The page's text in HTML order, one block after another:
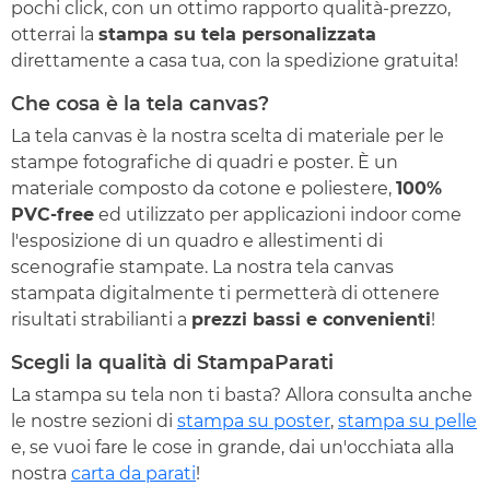
pochi click, con un ottimo rapporto qualità-prezzo,
otterrai la stampa su tela personalizzata
direttamente a casa tua, con la spedizione gratuita!
Che cosa è la tela canvas?
La tela canvas è la nostra scelta di materiale per le
stampe fotografiche di quadri e poster. È un
materiale composto da cotone e poliestere, 100%
PVC-free ed utilizzato per applicazioni indoor come
l'esposizione di un quadro e allestimenti di
scenografie stampate. La nostra tela canvas
stampata digitalmente ti permetterà di ottenere
risultati strabilianti a prezzi bassi e convenienti!
Scegli la qualità di StampaParati
La stampa su tela non ti basta? Allora consulta anche
le nostre sezioni di stampa su poster, stampa su pelle
e, se vuoi fare le cose in grande, dai un'occhiata alla
nostra carta da parati!